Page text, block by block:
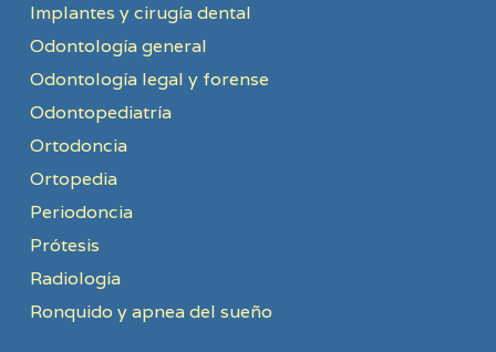
Implantes y cirugía dental
Odontología general
Odontología legal y forense
Odontopediatría
Ortodoncia
Ortopedia
Periodoncia
Prótesis
Radiología
Ronquido y apnea del sueño